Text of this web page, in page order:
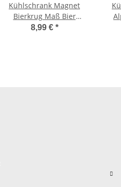
Kühlschrank Magnet
Bierkrug Maß Bier
Dirndl Busen
8,99 € *